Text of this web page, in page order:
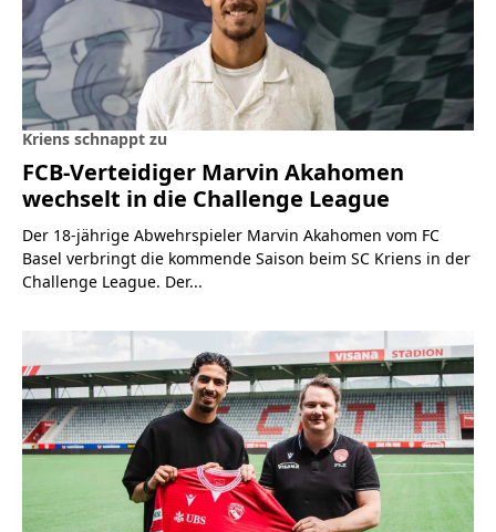
Kriens schnappt zu
FCB-Verteidiger Marvin Akahomen
wechselt in die Challenge League
Der 18-jährige Abwehrspieler Marvin Akahomen vom FC
Basel verbringt die kommende Saison beim SC Kriens in der
Challenge League. Der...